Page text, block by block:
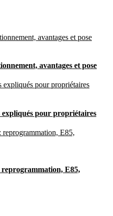
avantages et pose
expliqués pour propriétaires
reprogrammation, E85,